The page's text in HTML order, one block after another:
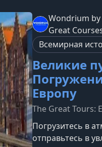
маршрутВы
регионам США,
социальные
Wondrium by
Great
Всемирная
Великие
Европу
The Great Tours:
Погрузитесь в
отправьтесь в